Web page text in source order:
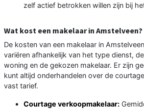
zelf actief betrokken willen zijn bij
Wat kost een makelaar in Amstelveen?
De kosten van een makelaar in
variëren afhankelijk van het type dienst,
woning en de gekozen makelaar. Er zijn
kunt altijd onderhandelen over de
vast tarief.
Courtage verkoopmakelaar: